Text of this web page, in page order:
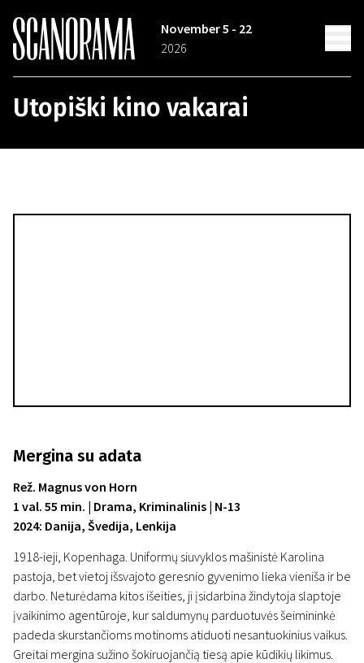
November 5 - 22
2026
Utopiški kino vakarai
Mergina su adata
Rež. Magnus von Horn
1 val. 55 min. | Drama, Kriminalinis | N-13
2024: Danija, Švedija, Lenkija
1918-ieji, Kopenhaga. Uniformų siuvyklos mašinistė Karolina
pastoja, bet vietoj išsvajoto geresnio gyvenimo lieka vieniša ir be
darbo. Neturėdama kitos išeities, ji įsidarbina žindytoja slaptoje
įvaikinimo agentūroje, kur saldumynų parduotuvės šeimininkė
padeda skurstančioms motinoms atiduoti nesantuokinius vaikus.
Greitai mergina sužino šokiruojančią tiesą apie kūdikių likimus.